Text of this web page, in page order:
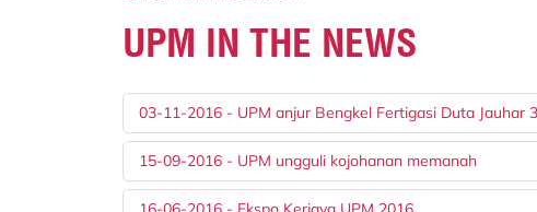
UPM IN THE NEWS
03-11-2016 - UPM anjur Bengkel Fertigasi Duta Jauhar
15-09-2016 - UPM ungguli kojohanan memanah